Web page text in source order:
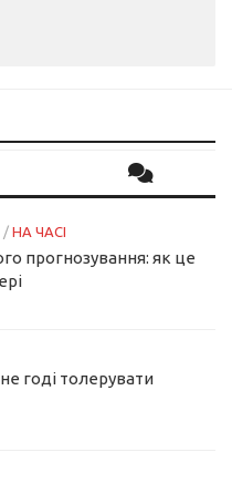
/ НА ЧАСІ
прогнозування: як це
годі толерувати